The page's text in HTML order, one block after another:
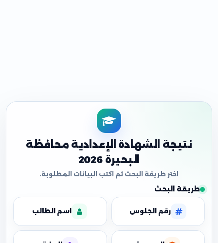
نتيجة الشهادة الإعدادية محافظة
البحيرة 2026
طريقة البحث
رقم الجلوس اسم الطالب